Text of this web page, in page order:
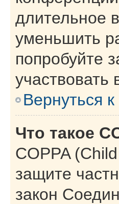
длительное
уменьшить
попробуйте
участвовать
Вернуться
Что такое
COPPA
защите
закон